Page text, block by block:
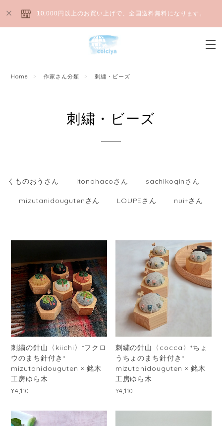
10,000円以上のお買い上げで、全国送料無料になります。
Home 作家さん分類 刺繍・ビーズ
刺繍・ビーズ
くものおうさん itonohacoさん sachikoginさん
mizutanidougutenさん LOUPEさん nui+さん
刺繍の針山〈kiichi〉*フクロ
ウのまち針付き*
mizutanidouguten × 銘木
工房ゆら木
¥4,110
刺繍の針山〈cocca〉*ちょ
うちょのまち針付き*
mizutanidouguten × 銘木
工房ゆら木
¥4,110